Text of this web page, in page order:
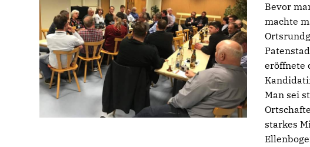
Bevor
machte
eröffnete
Man sei
starkes